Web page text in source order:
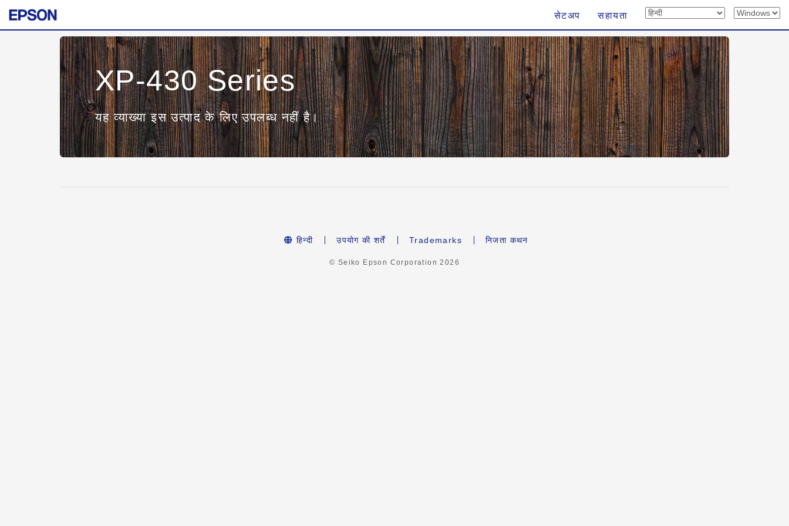
सेटअप सहायता
XP-430 Series
यह व्याख्या इस उत्पाद के लिए उपलब्ध नहीं है।
हिन्दी उपयोग की शर्तें Trademarks निजता कथन
© Seiko Epson Corporation2026